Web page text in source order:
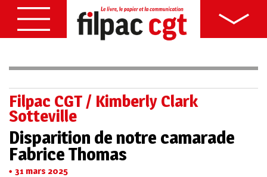
Filpac CGT / Kimberly Clark
Sotteville
Disparition de notre camarade
Fabrice Thomas
31 mars 2025